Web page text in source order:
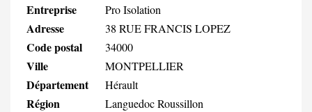
Entreprise Pro Isolation
Adresse 38 RUE FRANCIS LOPEZ
Code postal 34000
Ville MONTPELLIER
Département Hérault
Région Languedoc Roussillon